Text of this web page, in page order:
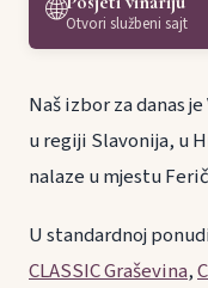
🌐Otvori službeni sajt
Naš izbor za danas
u regiji Slavonija, u
nalaze u mjestu
U standardnoj
CLASSIC Graševina,